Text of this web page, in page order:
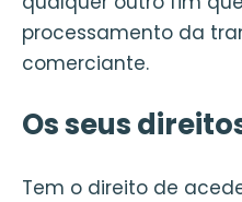
processamento da
comerciante.
Os seus
Tem o direito de